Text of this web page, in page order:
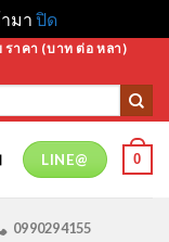
มา ปิด
ราคา (บาท ต่อ หลา)
LINE@ 0
0990294155